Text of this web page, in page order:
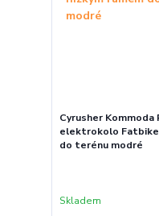
Cyrusher Kommoda
elektrokolo Fatbike
do terénu modré
Skladem